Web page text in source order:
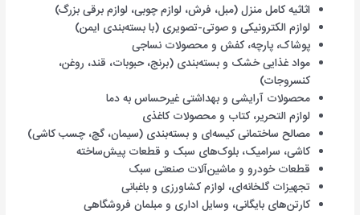
اثاثیه کامل منزل (مبل، فرش، لوازم چوبی، لوازم برقی بزرگ)
لوازم الکترونیکی و صوتی-تصویری (با بسته‌بندی ایمن)
پوشاک، پارچه، کفش و محصولات نساجی
مواد غذایی خشک و بسته‌بندی (برنج، حبوبات، قند، روغن،
کنسروجات)
محصولات آرایشی و بهداشتی غیرحساس به دما
لوازم التحریر، کتاب و محصولات کاغذی
مصالح ساختمانی کیسه‌ای و بسته‌بندی (سیمان، گچ، چسب کاشی)
کاشی، سرامیک، بلوک‌های سبک و قطعات پیش‌ساخته
قطعات خودرو و ماشین‌آلات صنعتی سبک
تجهیزات گلخانه‌ای، لوازم کشاورزی و باغبانی
کارتن‌های بایگانی، وسایل اداری و مبلمان فروشگاهی